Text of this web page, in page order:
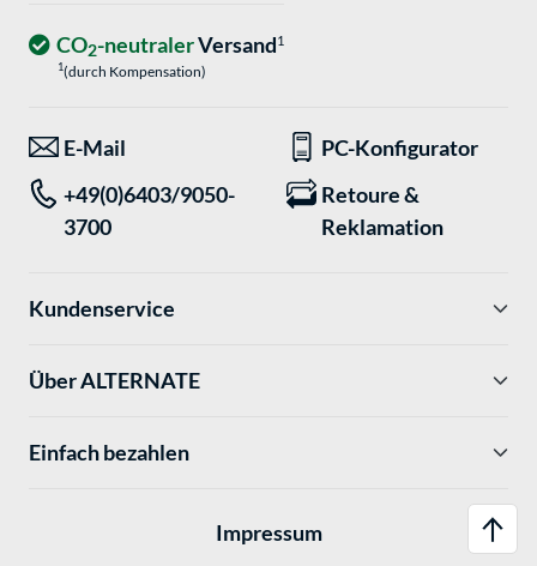
CO2-neutralerVersand1
1(durch Kompensation)
E-Mail
PC-Konfigurator
+49(0)6403/9050-
3700
Retoure &
Reklamation
Kundenservice
Über ALTERNATE
Einfach bezahlen
Impressum